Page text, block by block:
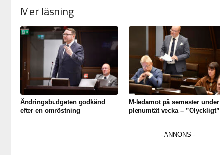
Mer läsning
Ändringsbudgeten godkänd
efter en omröstning
M-ledamot på semester under
plenumtät vecka – ”Olyckligt”